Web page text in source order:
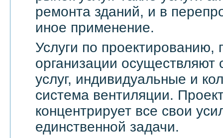
ремонта зданий, и в
иное применение.
Услуги по проектированию,
организации осуществляют
услуг, индивидуальные и
система вентиляции.
концентрирует все свои
единственной задачи.